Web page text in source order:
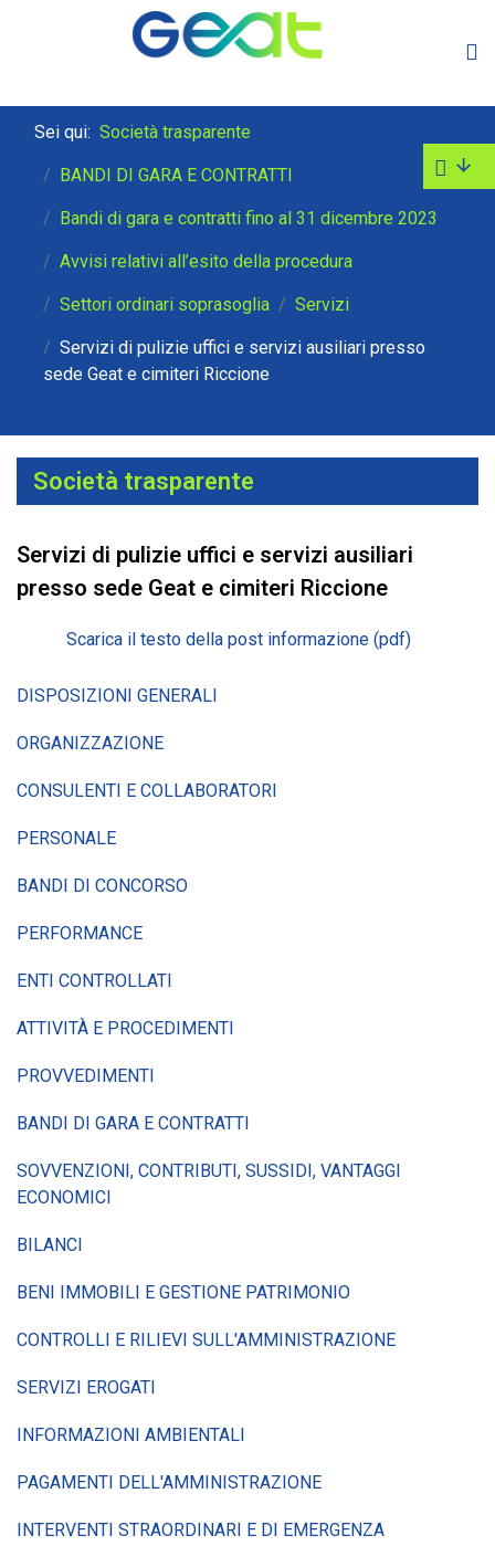
Sei qui: Società trasparente
BANDI DI GARA E CONTRATTI
Bandi di gara e contratti fino al 31 dicembre 2023
Avvisi relativi all’esito della procedura
Settori ordinari soprasoglia Servizi
Servizi di pulizie uffici e servizi ausiliari presso
sede Geat e cimiteri Riccione
Società trasparente
Servizi di pulizie uffici e servizi ausiliari
presso sede Geat e cimiteri Riccione
Scarica il testo della post informazione (pdf)
DISPOSIZIONI GENERALI
ORGANIZZAZIONE
CONSULENTI E COLLABORATORI
PERSONALE
BANDI DI CONCORSO
PERFORMANCE
ENTI CONTROLLATI
ATTIVITÀ E PROCEDIMENTI
PROVVEDIMENTI
BANDI DI GARA E CONTRATTI
SOVVENZIONI, CONTRIBUTI, SUSSIDI, VANTAGGI
ECONOMICI
BILANCI
BENI IMMOBILI E GESTIONE PATRIMONIO
CONTROLLI E RILIEVI SULL'AMMINISTRAZIONE
SERVIZI EROGATI
INFORMAZIONI AMBIENTALI
PAGAMENTI DELL'AMMINISTRAZIONE
INTERVENTI STRAORDINARI E DI EMERGENZA